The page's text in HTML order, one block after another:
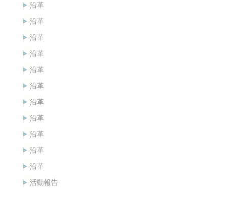
沿革
沿革
沿革
沿革
沿革
沿革
沿革
沿革
沿革
沿革
沿革
活動報告